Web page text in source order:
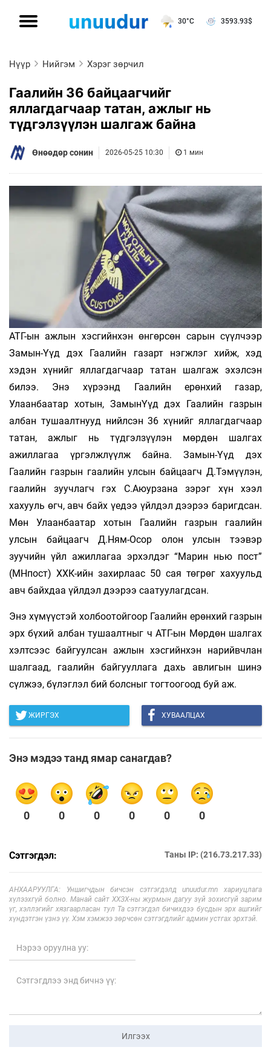
30°C 3593.93$
Нүүр Нийгэм Хэрэг зөрчил
Гаалийн 36 байцаагчийг
яллагдагчаар татан, ажлыг нь
түдгэлзүүлэн шалгаж байна
Өнөөдөр сонин 2026-05-25 10:30 1 мин
АТГ-ын ажлын хэсгийнхэн өнгөрсөн сарын сүүлчээр
Замын-Үүд дэх Гаалийн газарт нэгжлэг хийж, хэд
хэдэн хүнийг яллагдагчаар татан шалгаж эхэлсэн
билээ. Энэ хүрээнд Гаалийн ерөнхий газар,
Улаанбаатар хотын, ЗамынҮүд дэх Гаалийн газрын
албан тушаалтнууд нийлсэн 36 хүнийг яллагдагчаар
татан, ажлыг нь түдгэлзүүлэн мөрдөн шалгах
ажиллагаа үргэлжлүүлж байна. Замын-Үүд дэх
Гаалийн газрын гаалийн улсын байцаагч Д.Тэмүүлэн,
гаалийн зуучлагч гэх С.Аюурзана зэрэг хүн хээл
хахууль өгч, авч байх үедээ үйлдэл дээрээ баригдсан.
Мөн Улаанбаатар хотын Гаалийн газрын гаалийн
улсын байцаагч Д.Ням-Осор олон улсын тээвэр
зуучийн үйл ажиллагаа эрхэлдэг “Марин нью пост”
(МНпост) ХХК-ийн захирлаас 50 сая төгрөг хахуульд
авч байхдаа үйлдэл дээрээ саатуулагдсан.
Энэ хүмүүстэй холбоотойгоор Гаалийн ерөнхий газрын
эрх бүхий албан тушаалтныг ч АТГ-ын Мөрдөн шалгах
хэлтсээс байгуулсан ажлын хэсгийнхэн нарийвчлан
шалгаад, гаалийн байгууллага дахь авлигын шинэ
сүлжээ, бүлэглэл бий болсныг тогтоогоод буй аж.
ЖИРГЭХ ХУВААЛЦАХ
Энэ мэдээ танд ямар санагдав?
0 0 0 0 0 0
Сэтгэгдэл: Таны IP: (216.73.217.33)
АНХААРУУЛГА: Уншигчдын бичсэн сэтгэгдэлд unuudur.mn хариуцлага
хүлээхгүй болно. Манай сайт ХХЗХ-ны журмын дагуу зүй зохисгүй зарим
үг, хэллэгийг хязгаарласан тул Та сэтгэгдэл бичихдээ бусдын эрх ашгийг
хүндэтгэн үзнэ үү. Хэм хэмжээ зөрчсөн сэтгэгдлийг админ устгах эрхтэй.
Илгээх